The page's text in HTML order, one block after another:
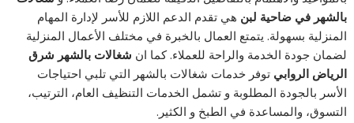
بالشهر في ضاحية لبن هي تقدم الدعم اللازم للأسر لإدارة المهام
المنزلية بسهولة. يتمتع العمال بالخبرة في مختلف الأعمال المنزلية
لضمان جودة الخدمة والراحة للعملاء. كما ان شغالات بالشهر شرق
الرياض الروابي توفر خدمات شغالات بالشهر التي تلبي احتياجات
الأسر بالجودة المطلوبة و تشمل الخدمات التنظيف العام، الترتيب،
التسوق، والمساعدة في الطبخ و الكثير.